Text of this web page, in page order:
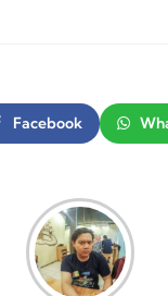
Facebook